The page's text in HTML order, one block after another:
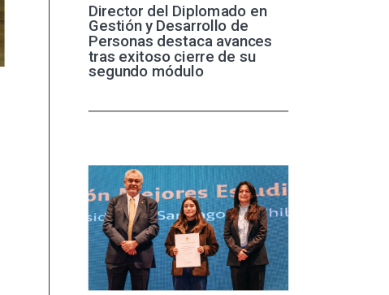
Director del Diplomado en
Gestión y Desarrollo de
Personas destaca avances
tras exitoso cierre de su
segundo módulo